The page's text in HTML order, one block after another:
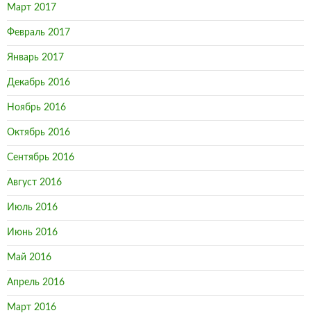
Март 2017
Февраль 2017
Январь 2017
Декабрь 2016
Ноябрь 2016
Октябрь 2016
Сентябрь 2016
Август 2016
Июль 2016
Июнь 2016
Май 2016
Апрель 2016
Март 2016